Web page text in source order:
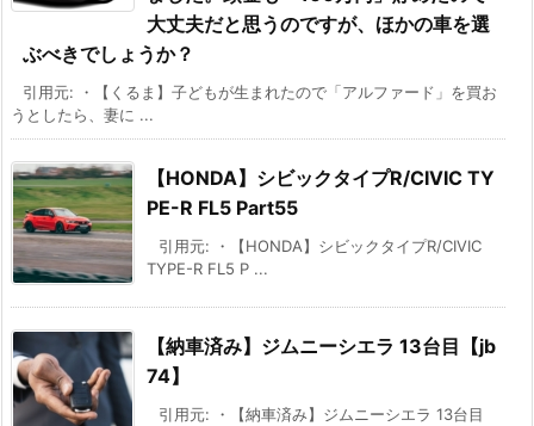
大丈夫だと思うのですが、ほかの車を選
ぶべきでしょうか？
引用元: ・【くるま】子どもが生まれたので「アルファード」を買お
うとしたら、妻に ...
【HONDA】シビックタイプR/CIVIC TY
PE-R FL5 Part55
引用元: ・【HONDA】シビックタイプR/CIVIC
TYPE-R FL5 P ...
【納車済み】ジムニーシエラ 13台目【jb
74】
引用元: ・【納車済み】ジムニーシエラ 13台目